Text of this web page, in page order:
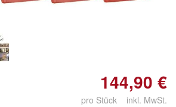
144,90 €
pro Stück inkl. MwSt.